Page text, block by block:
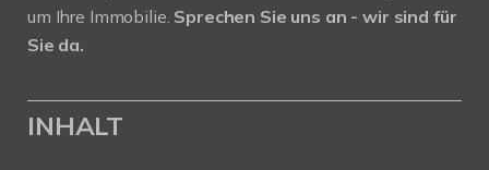
um Ihre Immobilie. Sprechen Sie uns an - wir sind für
Sie da.
INHALT